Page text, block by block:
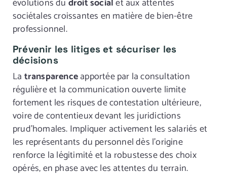
évolutions du droit socialet aux attentes
sociétales croissantes en matière de bien-être
professionnel.
Prévenir les litiges et sécuriser les
décisions
La transparenceapportée par la consultation
régulière et la communication ouverte limite
fortement les risques de contestation ultérieure,
voire de contentieux devant les juridictions
prud’homales. Impliquer activement les salariés et
les représentants du personnel dès l’origine
renforce la légitimité et la robustesse des choix
opérés, en phase avec les attentes du terrain.